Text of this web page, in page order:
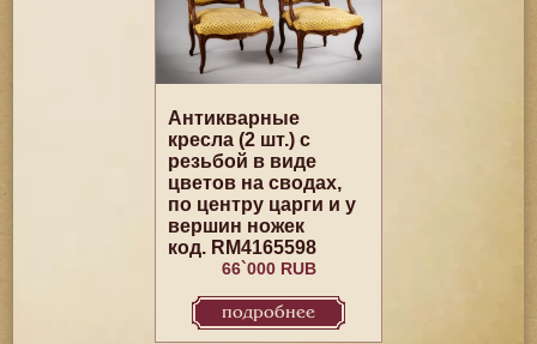
Антикварные
кресла (2 шт.) с
резьбой в виде
цветов на сводах,
по центру царги и у
вершин ножек
код. RM4165598
66`000 RUB
подробнее